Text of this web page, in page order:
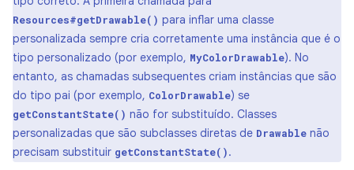
Resources#getDrawable() para inflar uma classe
personalizada sempre cria corretamente uma instância que é o
tipo personalizado (por exemplo, MyColorDrawable). No
entanto, as chamadas subsequentes criam instâncias que são
do tipo pai (por exemplo, ColorDrawable) se
getConstantState() não for substituído. Classes
personalizadas que são subclasses diretas de Drawable não
precisam substituir getConstantState().